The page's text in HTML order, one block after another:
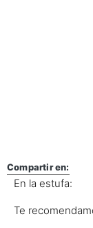
Compartir en:
En la estufa:
Te